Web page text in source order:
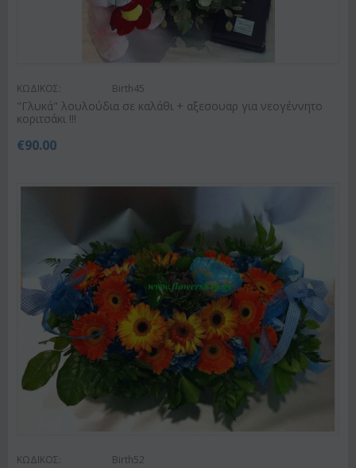
ΚΩΔΙΚΟΣ: Birth45
"Γλυκά" λουλούδια σε καλάθι + αξεσουαρ για νεογέννητο
κοριτσάκι !!!
€90.00
ΚΩΔΙΚΟΣ: Birth52